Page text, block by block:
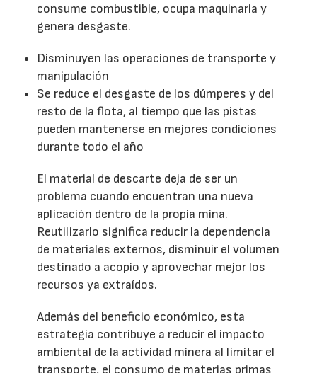
consume combustible, ocupa maquinaria y
genera desgaste.
Disminuyen las operaciones de transporte y
manipulación
Se reduce el desgaste de los dúmperes y del
resto de la flota, al tiempo que las pistas
pueden mantenerse en mejores condiciones
durante todo el año
El material de descarte deja de ser un
problema cuando encuentran una nueva
aplicación dentro de la propia mina.
Reutilizarlo significa reducir la dependencia
de materiales externos, disminuir el volumen
destinado a acopio y aprovechar mejor los
recursos ya extraídos.
Además del beneficio económico, esta
estrategia contribuye a reducir el impacto
ambiental de la actividad minera al limitar el
transporte, el consumo de materias primas